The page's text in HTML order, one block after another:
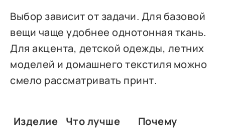
Выбор зависит от задачи. Для базовой
вещи чаще удобнее однотонная ткань.
Для акцента, детской одежды, летних
моделей и домашнего текстиля можно
смело рассматривать принт.
Изделие
Что лучше
Почему